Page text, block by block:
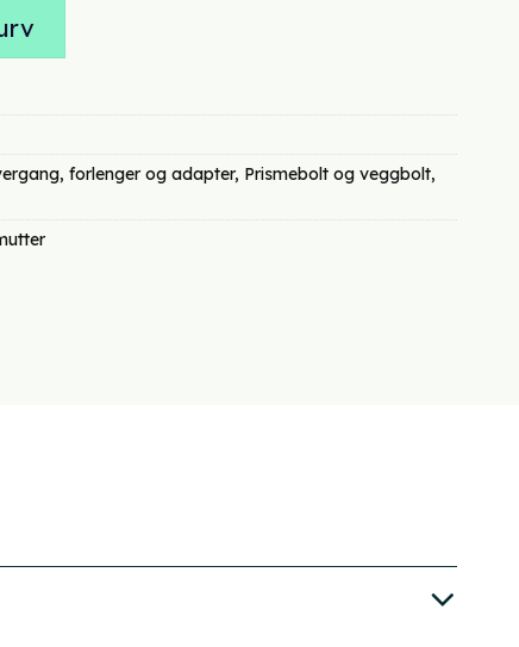
forlenger og adapter, Prismebolt og veggbolt,